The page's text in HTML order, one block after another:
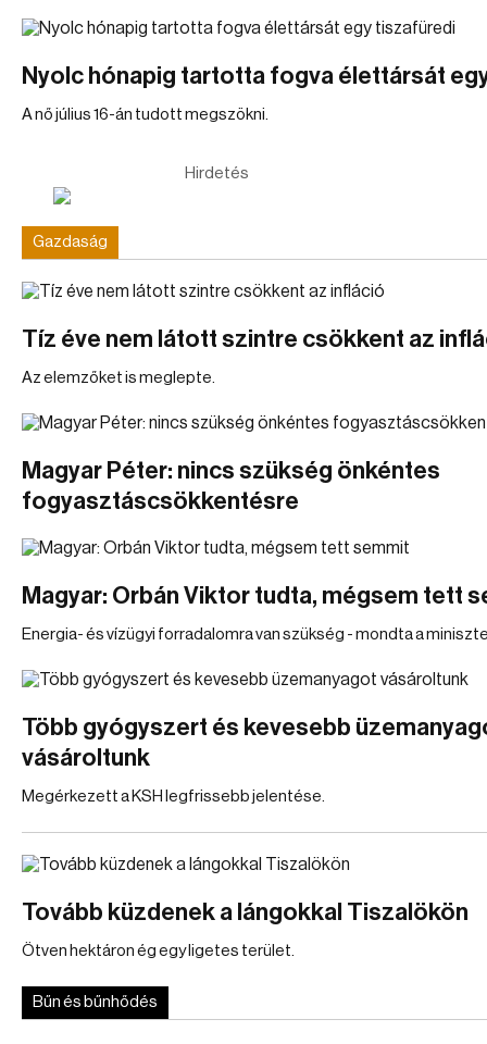
Nyolc hónapig tartotta fogva élettársát
A nő július 16-án tudott megszökni.
Hirdetés
Gazdaság
Tíz éve nem látott szintre csökkent az
Az elemzőket is meglepte.
Magyar Péter: nincs szükség önkéntes
fogyasztáscsökkentésre
Magyar: Orbán Viktor tudta, mégsem tett
Energia- és vízügyi forradalomra van szükség - mondta a
Több gyógyszert és kevesebb
vásároltunk
Megérkezett a KSH legfrissebb jelentése.
Tovább küzdenek a lángokkal Tiszalökön
Ötven hektáron ég egy ligetes terület.
Bűn és bűnhődés